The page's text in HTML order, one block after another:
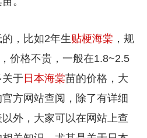
，比如2年生贴梗海棠 ，规
价格不贵，一般在1.8~2.5
关于日本海棠苗的价格，大
方网站查阅，除了有详细
外，大家可以在网站上查